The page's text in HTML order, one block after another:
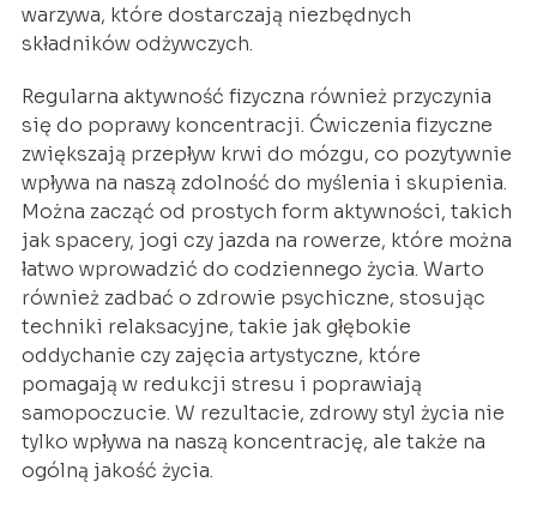
warzywa, które dostarczają niezbędnych
składników odżywczych.
Regularna aktywność fizyczna również przyczynia
się do poprawy koncentracji. Ćwiczenia fizyczne
zwiększają przepływ krwi do mózgu, co pozytywnie
wpływa na naszą zdolność do myślenia i skupienia.
Można zacząć od prostych form aktywności, takich
jak spacery, jogi czy jazda na rowerze, które można
łatwo wprowadzić do codziennego życia. Warto
również zadbać o zdrowie psychiczne, stosując
techniki relaksacyjne, takie jak głębokie
oddychanie czy zajęcia artystyczne, które
pomagają w redukcji stresu i poprawiają
samopoczucie. W rezultacie, zdrowy styl życia nie
tylko wpływa na naszą koncentrację, ale także na
ogólną jakość życia.